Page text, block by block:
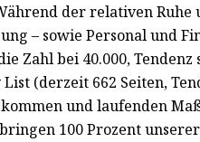
der relativen
– sowie Personal und
Zahl bei 40.000,
(derzeit 662 Seiten,
und laufenden
100 Prozent